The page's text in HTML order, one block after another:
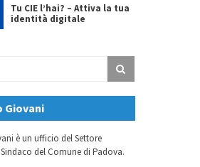
Tu CIE l’hai? – Attiva la tua
identità digitale
è un ufficio del Settore
del Comune di Padova.